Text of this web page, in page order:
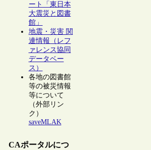
ート「東日本
大震災と図書
館」
地震・災害 関
連情報（レフ
ァレンス協同
データベー
ス）
各地の図書館
等の被災情報
等について
（外部リン
ク）
saveMLAK
CAポータルにつ